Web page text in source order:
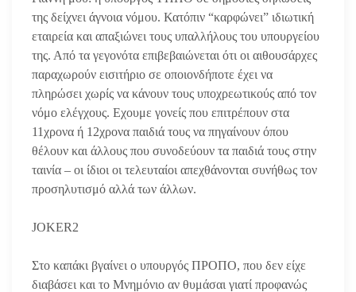
της δείχνει άγνοια νόμου. Κατόπιν “καρφώνει” ιδιωτική
εταιρεία και απαξιώνει τους υπαλλήλους του υπουργείου
της. Από τα γεγονότα επιβεβαιώνεται ότι οι αιθουσάρχες
παραχωρούν εισιτήριο σε οποιονδήποτε έχει να
πληρώσει χωρίς να κάνουν τους υποχρεωτικούς από τον
νόμο ελέγχους. Εχουμε γονείς που επιτρέπουν στα
11χρονα ή 12χρονα παιδιά τους να πηγαίνουν όπου
θέλουν και άλλους που συνοδεύουν τα παιδιά τους στην
ταινία – οι ίδιοι οι τελευταίοι απεχθάνονται συνήθως τον
προσηλυτισμό αλλά των άλλων.
JOKER2
Στο καπάκι βγαίνει ο υπουργός ΠΡΟΠΟ, που δεν είχε
διαβάσει και το Μνημόνιο αν θυμάσαι γιατί προφανώς